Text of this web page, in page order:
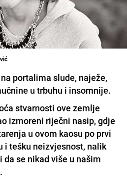
portalima slude, naježe,
u trbuhu i insomnije.
stvarnosti ove zemlje
izmoreni riječni nasip, gdje
u ovom kaosu po prvi
i tešku neizvjesnost, nalik
se nikad više u našim